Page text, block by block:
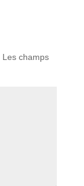
Les champs